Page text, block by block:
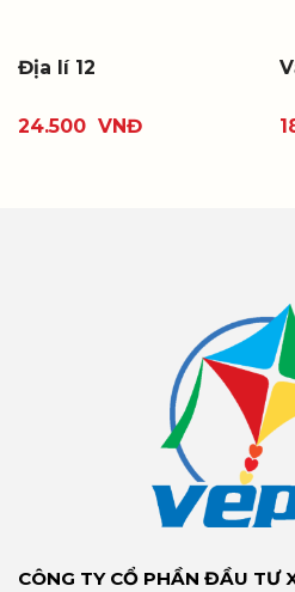
Địa lí 12
24.500 VNĐ
CÔNG TY CỔ PHẦN ĐẦU TƯ